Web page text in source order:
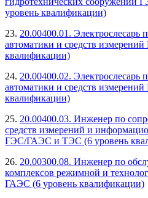
уровень квалификации)
23. 20.00400.01.
автоматики и средств
квалификации)
24. 20.00400.02.
автоматики и средств
квалификации)
25. 20.00400.03. Инженер по
средств измерений и
ГЭС/ГАЭС и ТЭС (6 уровень
26. 20.00300.08. Инженер по
комплексов режимной и
ГАЭС (6 уровень квалификации)